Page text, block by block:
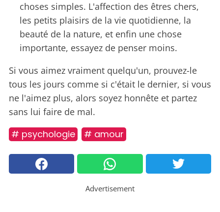
choses simples. L'affection des êtres chers,
les petits plaisirs de la vie quotidienne, la
beauté de la nature, et enfin une chose
importante, essayez de penser moins.
Si vous aimez vraiment quelqu'un, prouvez-le
tous les jours comme si c'était le dernier, si vous
ne l'aimez plus, alors soyez honnête et partez
sans lui faire de mal.
# psychologie # amour
Advertisement